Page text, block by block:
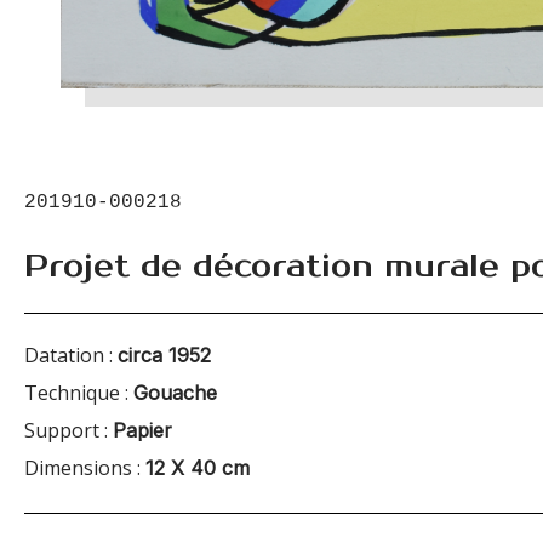
201910-000218
Projet de décoration murale
Datation : circa 1952
Technique : Gouache
Support : Papier
Dimensions : 12 X 40 cm